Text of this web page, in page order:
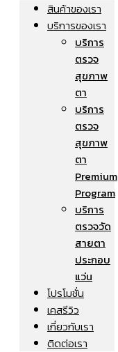
สินค้าของเรา
บริการของเรา
บริการ
ตรวจ
สุขภาพ
ตา
บริการ
ตรวจ
สุขภาพ
ตา
Premium
Program
บริการ
ตรวจวัด
สายตา
ประกอบ
แว่น
โปรโมชั่น
เคสรีวิว
เกี่ยวกับเรา
ติดต่อเรา